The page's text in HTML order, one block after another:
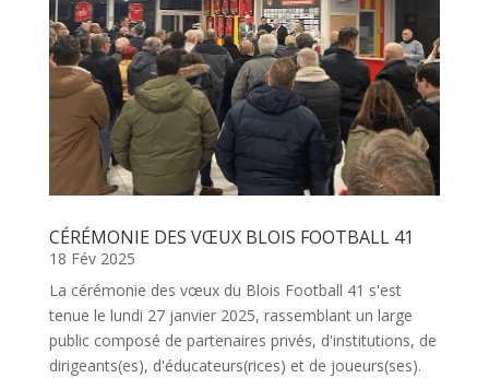
CÉRÉMONIE DES VŒUX BLOIS FOOTBALL 41
18 Fév 2025
La cérémonie des vœux du Blois Football 41 s'est
tenue le lundi 27 janvier 2025, rassemblant un large
public composé de partenaires privés, d'institutions, de
dirigeants(es), d'éducateurs(rices) et de joueurs(ses).